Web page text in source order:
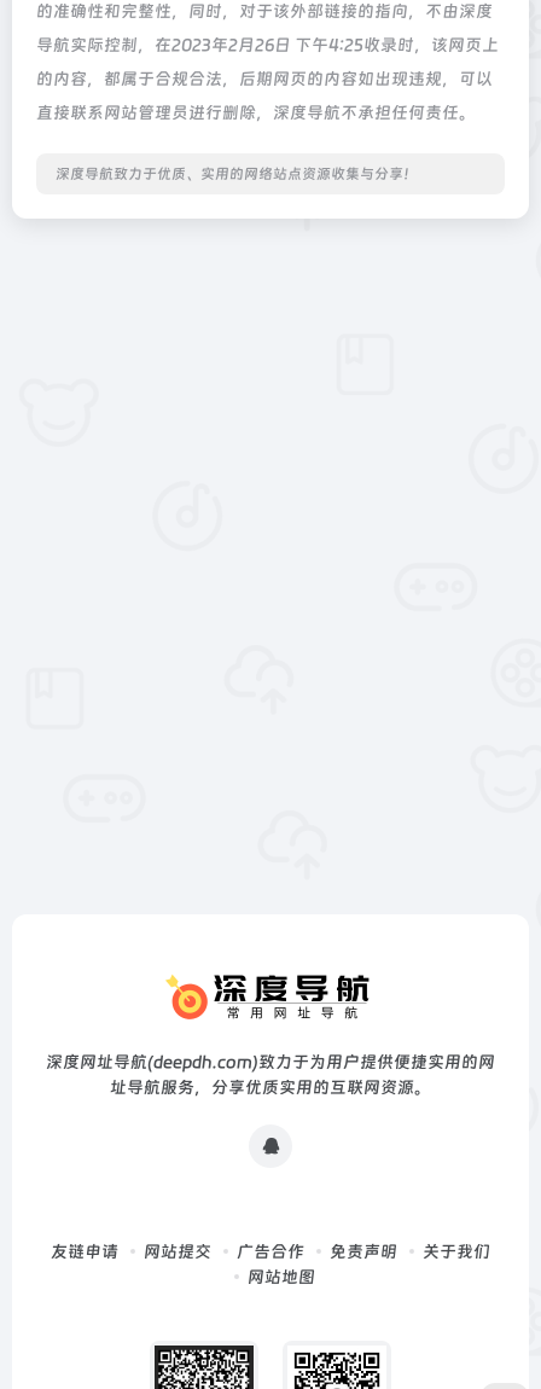
的准确性和完整性，同时，对于该外部链接的指向，不由深度
导航实际控制，在2023年2月26日 下午4:25收录时，该网页上
的内容，都属于合规合法，后期网页的内容如出现违规，可以
直接联系网站管理员进行删除，深度导航不承担任何责任。
深度导航致力于优质、实用的网络站点资源收集与分享！
深度网址导航(deepdh.com)致力于为用户提供便捷实用的网
址导航服务，分享优质实用的互联网资源。
友链申请 网站提交 广告合作 免责声明
关于我们
网站地图